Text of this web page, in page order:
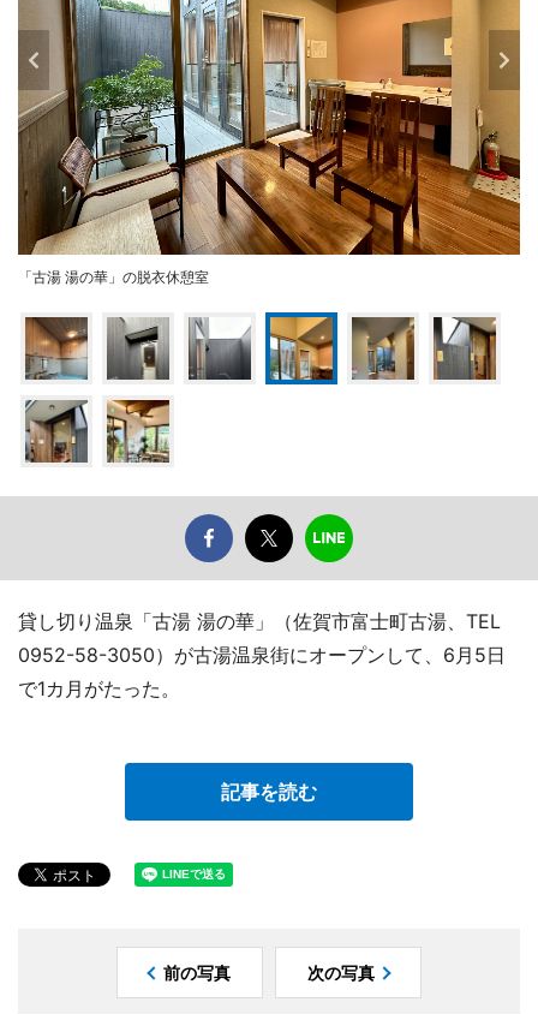
「古湯 湯の華」の脱衣休憩室
貸し切り温泉「古湯 湯の華」（佐賀市富士町古湯、TEL
0952-58-3050）が古湯温泉街にオープンして、6月5日
で1カ月がたった。
記事を読む
前の写真 次の写真